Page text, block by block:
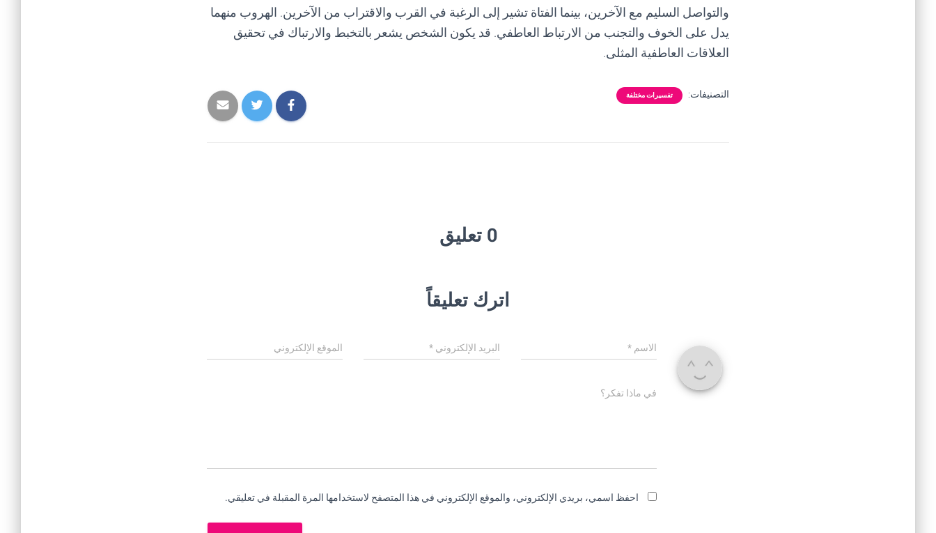
والتواصل السليم مع الآخرين، بينما الفتاة تشير إلى الرغبة في القرب والاقتراب من الآخرين. الهروب منهما
يدل على الخوف والتجنب من الارتباط العاطفي. قد يكون الشخص يشعر بالتخبط والارتباك في تحقيق
العلاقات العاطفية المثلى.
التصنيفات: تفسيرات مختلفة
0 تعليق
اترك تعليقاً
الاسم * البريد الإلكتروني* الموقع الإلكتروني
في ماذا تفكر؟
احفظ اسمي، بريدي الإلكتروني، والموقع الإلكتروني في هذا المتصفح لاستخدامها المرة المقبلة في تعليقي.